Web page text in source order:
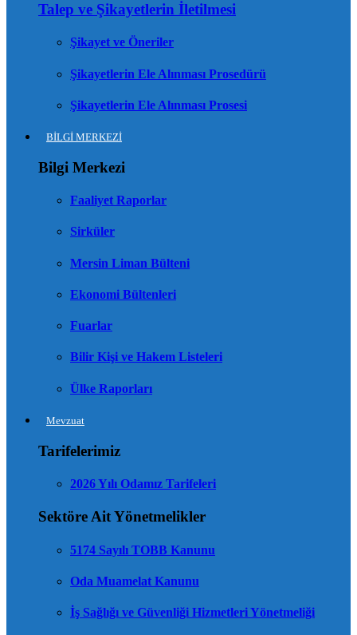
Talep ve Şikayetlerin İletilmesi
Şikayet ve Öneriler
Şikayetlerin Ele Alınması Prosedürü
Şikayetlerin Ele Alınması Prosesi
BİLGİ MERKEZİ
Bilgi Merkezi
Faaliyet Raporlar
Sirküler
Mersin Liman Bülteni
Ekonomi Bültenleri
Fuarlar
Bilir Kişi ve Hakem Listeleri
Ülke Raporları
Mevzuat
Tarifelerimiz
2026 Yılı Odamız Tarifeleri
Sektöre Ait Yönetmelikler
5174 Sayılı TOBB Kanunu
Oda Muamelat Kanunu
İş Sağlığı ve Güvenliği Hizmetleri Yönetmeliği